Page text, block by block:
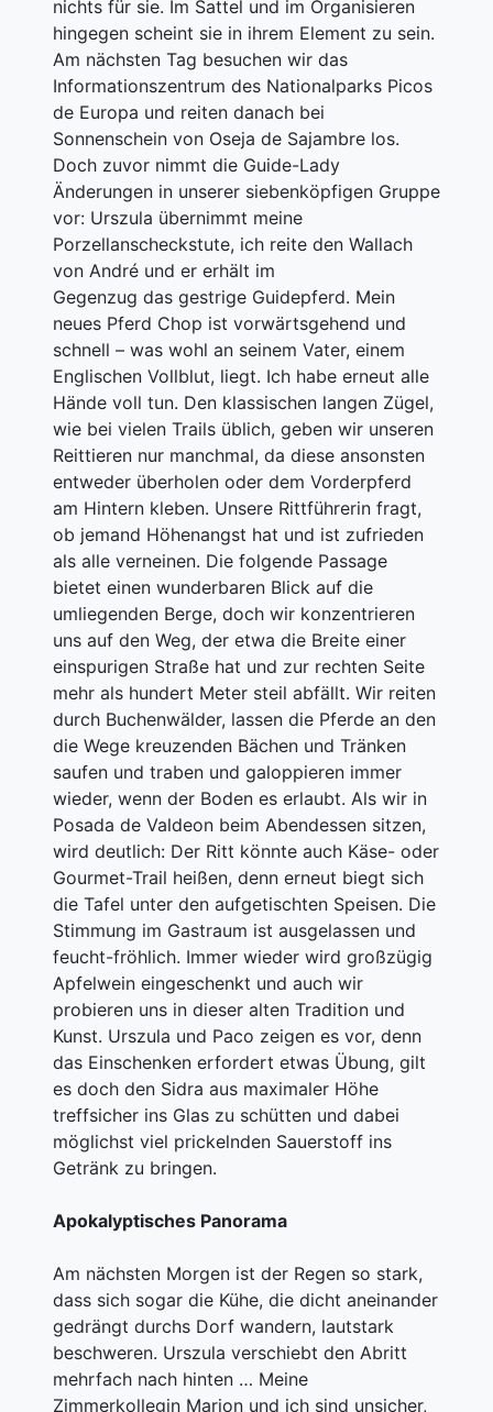
nichts für sie. Im Sattel und im Organisieren
hingegen scheint sie in ihrem Element zu sein.
Am nächsten Tag besuchen wir das
Informationszentrum des Nationalparks Picos
de Europa und reiten danach bei
Sonnenschein von Oseja de Sajambre los.
Doch zuvor nimmt die Guide-Lady
Änderungen in unserer siebenköpfigen Gruppe
vor: Urszula übernimmt meine
Porzellanscheckstute, ich reite den Wallach
von André und er erhält im
Gegenzug das gestrige Guidepferd. Mein
neues Pferd Chop ist vorwärtsgehend und
schnell – was wohl an seinem Vater, einem
Englischen Vollblut, liegt. Ich habe erneut alle
Hände voll tun. Den klassischen langen Zügel,
wie bei vielen Trails üblich, geben wir unseren
Reittieren nur manchmal, da diese ansonsten
entweder überholen oder dem Vorderpferd
am Hintern kleben. Unsere Rittführerin fragt,
ob jemand Höhenangst hat und ist zufrieden
als alle verneinen. Die folgende Passage
bietet einen wunderbaren Blick auf die
umliegenden Berge, doch wir konzentrieren
uns auf den Weg, der etwa die Breite einer
einspurigen Straße hat und zur rechten Seite
mehr als hundert Meter steil abfällt. Wir reiten
durch Buchenwälder, lassen die Pferde an den
die Wege kreuzenden Bächen und Tränken
saufen und traben und galoppieren immer
wieder, wenn der Boden es erlaubt. Als wir in
Posada de Valdeon beim Abendessen sitzen,
wird deutlich: Der Ritt könnte auch Käse- oder
Gourmet-Trail heißen, denn erneut biegt sich
die Tafel unter den aufgetischten Speisen. Die
Stimmung im Gastraum ist ausgelassen und
feucht-fröhlich. Immer wieder wird großzügig
Apfelwein eingeschenkt und auch wir
probieren uns in dieser alten Tradition und
Kunst. Urszula und Paco zeigen es vor, denn
das Einschenken erfordert etwas Übung, gilt
es doch den Sidra aus maximaler Höhe
treffsicher ins Glas zu schütten und dabei
möglichst viel prickelnden Sauerstoff ins
Getränk zu bringen.
Apokalyptisches Panorama
Am nächsten Morgen ist der Regen so stark,
dass sich sogar die Kühe, die dicht aneinander
gedrängt durchs Dorf wandern, lautstark
beschweren. Urszula verschiebt den Abritt
mehrfach nach hinten … Meine
Zimmerkollegin Marion und ich sind unsicher,